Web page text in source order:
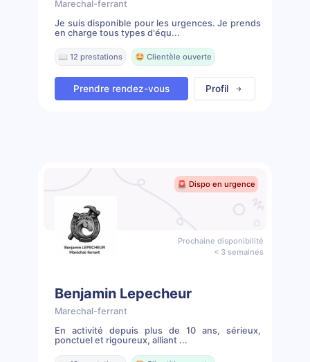
Marechal-ferrant
Je suis disponible pour les urgences. Je prends
en charge tous types d'équ...
📖 12 prestations 🤩 Clientèle ouverte
Prendre rendez-vous Profil
🚨 Dispo en urgence
Prochaine disponibilité
< 3 semaines
Benjamin Lepecheur
Marechal-ferrant
En activité depuis plus de 10 ans, sérieux,
ponctuel et rigoureux, alliant ...